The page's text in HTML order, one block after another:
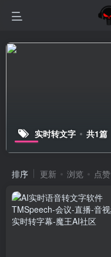
实时转文字 共1篇
排序 更新 浏览 点赞